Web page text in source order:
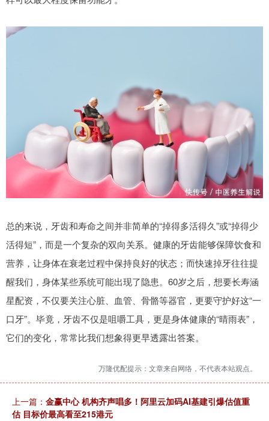
总的来说，牙齿和寿命之间并非简单的“掉得多活得久”或“掉得少
活得短”，而是一个复杂的双向关系。健康的牙齿能够保障饮食和
营养，让身体在衰老过程中保持良好的状态；而快速掉牙往往提
醒我们，身体某些系统可能出现了隐患。60岁之后，想要长寿涵
星配资，不仅要关注心脏、血管、骨骼等器官，更要守护好这“一
口牙”。毕竟，牙齿不仅是咀嚼工具，更是身体健康的“晴雨表”，
它们的变化，常常比我们想象得更早透露出答案。
万隆优配提示：文章来自网络，不代表本站观点。
上一篇： 金赢中心 机构齐声唱多！阿里云加码AI基建引爆估值重
估 目标价最高看至215港元